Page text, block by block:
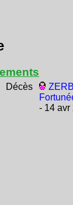
Décès
- 14 avr